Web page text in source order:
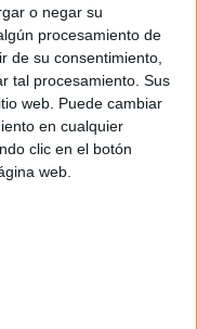
o negar su
procesamiento de
de su consentimiento,
tal procesamiento. Sus
web. Puede cambiar
en cualquier
clic en el botón
web.